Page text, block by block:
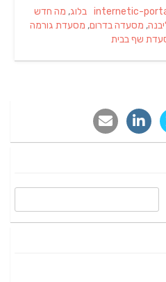
internetic-
Categories
בלוג, מה חדש
, מסעדה בדרום, מסעדת גורמה
שף בבית